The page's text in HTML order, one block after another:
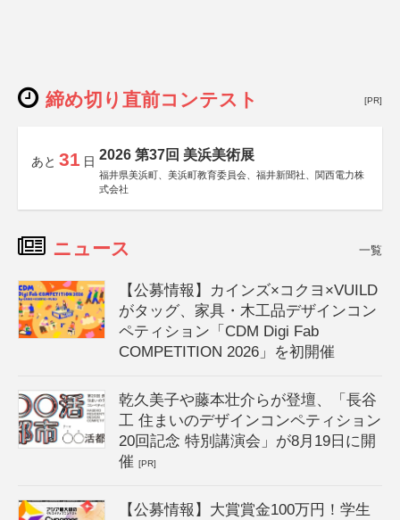
締め切り直前コンテスト [PR]
あと 31 日 2026 第37回 美浜美術展
福井県美浜町、美浜町教育委員会、福井新聞社、関西電力株
式会社
ニュース 一覧
【公募情報】カインズ×コクヨ×VUILD
がタッグ、家具・木工品デザインコン
ペティション「CDM Digi Fab
COMPETITION 2026」を初開催
乾久美子や藤本壮介らが登壇、「長谷
工 住まいのデザインコンペティション
20回記念 特別講演会」が8月19日に開
催[PR]
【公募情報】大賞賞金100万円！学生